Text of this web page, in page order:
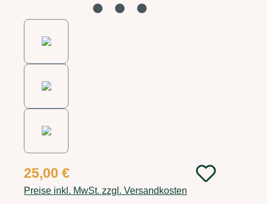
25,00 €
Preise inkl. MwSt. zzgl. Versandkosten